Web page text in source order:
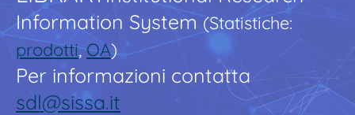
Information System(Statistiche:
prodotti,OA)
Per informazioni contatta
sdl@sissa.it